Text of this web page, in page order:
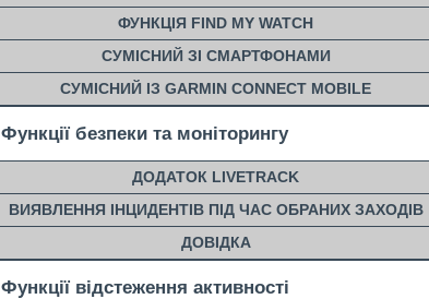
ФУНКЦІЯ FIND MY WATCH
СУМІСНИЙ ЗІ СМАРТФОНАМИ
СУМІСНИЙ ІЗ GARMIN CONNECT MOBILE
Функції безпеки та моніторингу
ДОДАТОК LIVETRACK
ВИЯВЛЕННЯ ІНЦИДЕНТІВ ПІД ЧАС ОБРАНИХ ЗАХОДІВ
ДОВІДКА
Функції відстеження активності